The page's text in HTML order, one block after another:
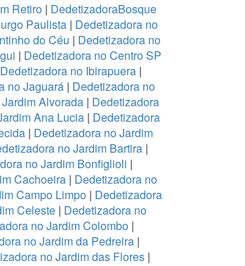
Retiro| DedetizadoraBosque
Paulista| Dedetizadora no
do Céu | Dedetizadora no
| Dedetizadora no Centro SP
Dedetizadora no Ibirapuera|
no Jaguará | Dedetizadora no
Alvorada | Dedetizadora
Ana Lucia | Dedetizadora
| Dedetizadora no Jardim
no Jardim Bartira|
no Jardim Bonfiglioli |
Cachoeira| Dedetizadora no
Campo Limpo | Dedetizadora
Celeste| Dedetizadora no
no Jardim Colombo|
no Jardim da Pedreira|
no Jardim das Flores |